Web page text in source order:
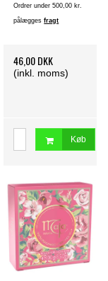
Ordrer under 500,00 kr.
pålæggesfragt
46,00 DKK
(inkl. moms)
Køb